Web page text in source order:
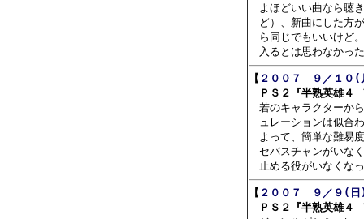
よほどいい曲なら聴
ど）、新曲にした方
ら同じでもいいけど
【 ２００７　９／１０
ＰＳ２『半熟英雄４
若のキャラクターか
ュレーションは似合
よって、簡単な難易
セバスチャンがいな
【 ２００７　９／９(
ＰＳ２『半熟英雄４